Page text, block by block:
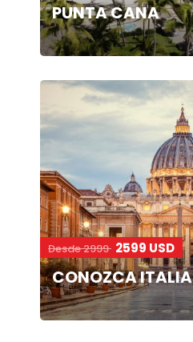
PUNTA CANA
Desde 2999 2599 USD
CONOZCA ITALIA